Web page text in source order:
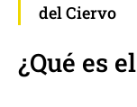
del Ciervo
¿Qué es